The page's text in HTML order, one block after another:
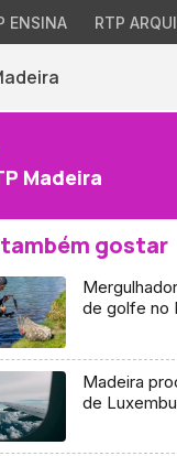
ENSINA RTP
Madeira
gostar
de golfe no
Madeira
de